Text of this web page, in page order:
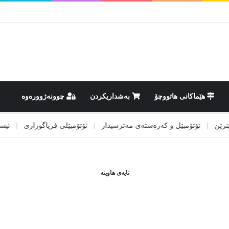
هێماکانى هاتووچۆ بەشداریکردن چوونەژوورەوە
| ئۆتۆمبێل و کەرەستەی مەترسیدار | ئۆتۆمبێلی فریاگوزاری |
تایەی هاوینە